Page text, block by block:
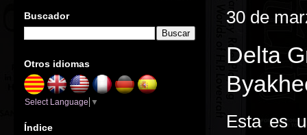
30 de
Delta
Esta es
Buscador
Otros idiomas
Select Language ▼
Índice